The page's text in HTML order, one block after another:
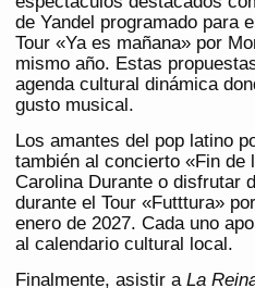
de Yandel programado para
Tour «Ya es mañana» por
mismo año. Estas
agenda cultural dinámica
gusto musical.
Los amantes del pop latino
también al concierto «Fin de
Carolina Durante o disfrutar
durante el Tour «Futttura»
enero de 2027. Cada uno
al calendario cultural local.
Finalmente, asistir a La